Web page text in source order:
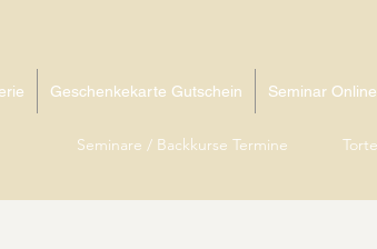
Geschenkekarte Gutschein Seminar
Seminare / Backkurse Termine